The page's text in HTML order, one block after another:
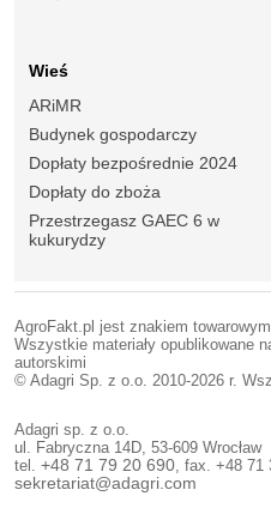
Wieś
ARiMR
Budynek gospodarczy
Dopłaty bezpośrednie 2024
Dopłaty do zboża
Przestrzegasz GAEC 6 w
kukurydzy
AgroFakt.pl jest znakiem towarowym
Wszystkie materiały opublikowane
autorskimi
© Adagri Sp. z o.o. 2010-2026 r.
Adagri sp. z o.o.
ul. Fabryczna 14D, 53-609 Wrocław
tel. +48 71 79 20 690 , fax. +48 71
sekretariat@adagri.com